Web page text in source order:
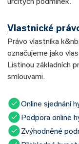
Vlastnické
Právo vlastníka
označujeme jako
Listinou základních
smlouvami.
Online sjednání
Podpora online
Zvýhodněné